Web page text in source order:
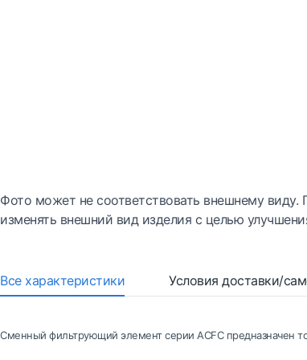
Фото может не соответствовать внешнему виду.
изменять внешний вид изделия с целью
Все характеристики Условия доставки/
Сменный фильтрующий элемент серии ACFC предназначен